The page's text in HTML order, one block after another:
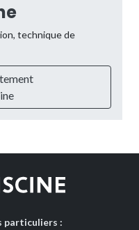
technique de
particuliers :